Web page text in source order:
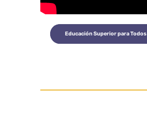
Educación Superior para Todos